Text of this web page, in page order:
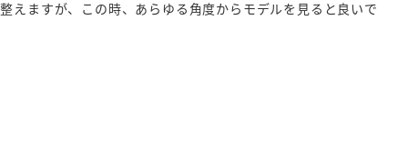
えますが、この時、あらゆる角度からモデルを見ると良いで